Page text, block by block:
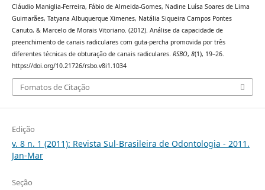
Cláudio Maniglia-Ferreira, Fábio de Almeida-Gomes, Nadine Luísa Soares de Lima
Guimarães, Tatyana Albuquerque Ximenes, Natália Siqueira Campos Pontes
Canuto, & Marcelo de Morais Vitoriano. (2012). Análise da capacidade de
preenchimento de canais radiculares com guta-percha promovida por três
diferentes técnicas de obturação de canais radiculares. RSBO, 8(1), 19–26.
https://doi.org/10.21726/rsbo.v8i1.1034
Fomatos de Citação
Edição
v. 8 n. 1 (2011): Revista Sul-Brasileira de Odontologia - 2011.
Jan-Mar
Seção